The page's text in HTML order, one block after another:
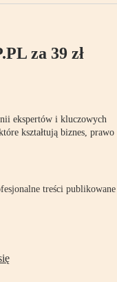
za 39 zł
ekspertów i kluczowych
kształtują biznes, prawo
treści publikowane